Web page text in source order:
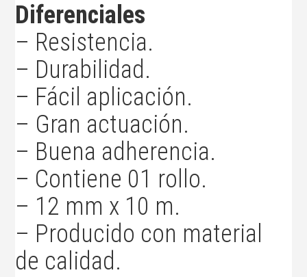
Diferenciales
– Resistencia.
– Durabilidad.
– Fácil aplicación.
– Gran actuación.
– Buena adherencia.
– Contiene 01 rollo.
– 12 mm x 10 m.
– Producido con material
de calidad.